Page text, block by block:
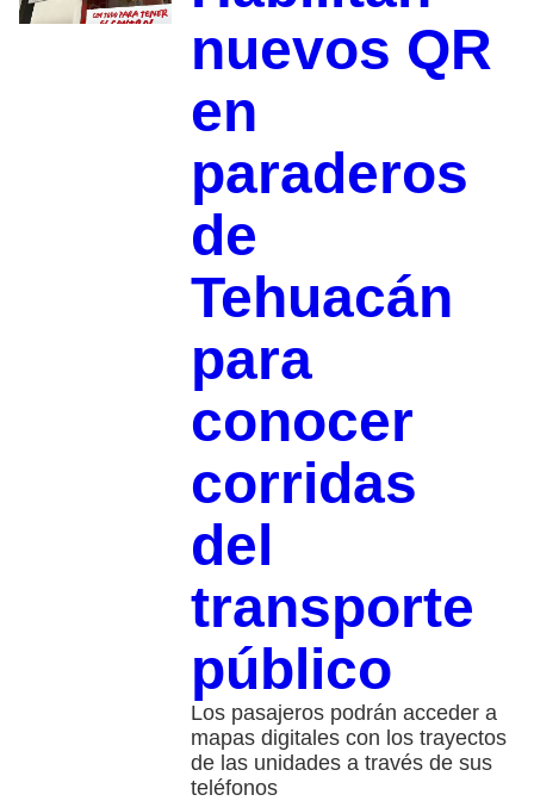
nuevos QR
en
paraderos
de
Tehuacán
para
conocer
corridas
del
transporte
público
Los pasajeros podrán acceder a
mapas digitales con los trayectos
de las unidades a través de sus
teléfonos